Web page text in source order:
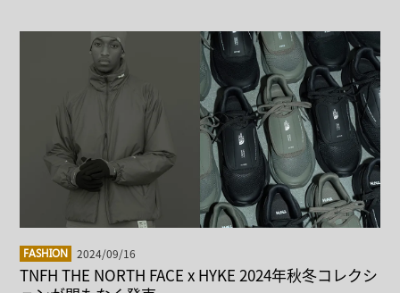
FASHION 2024/09/16
TNFH THE NORTH FACE x HYKE 2024年秋冬コレクシ